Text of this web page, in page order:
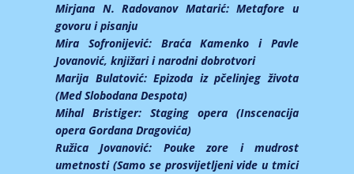
Mirjana N. Radovanov Matarić:Metafore u
govoru i pisanju
Mira Sofronijević: Braća Kamenko i Pavle
Jovanović, knjižari i narodni dobrotvori
Marija Bulatović:Epizoda iz pčelinjeg života
(Med Slobodana Despota)
Mihal Bristiger: Staging opera (Inscenacija
opera Gordana Dragovića)
Ružica Jovanović: Pouke zore i mudrost
umetnosti (Samo se prosvijetljeni vide u tmici